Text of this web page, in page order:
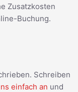
Zusatzkosten
Buchung.
Schreiben
einfach an und